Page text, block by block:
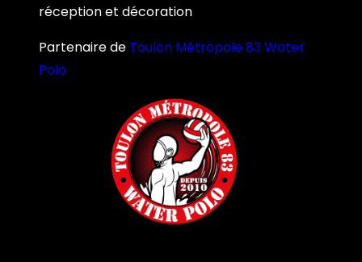
réception et décoration
Partenaire de Toulon Métropole 83 Water
Polo